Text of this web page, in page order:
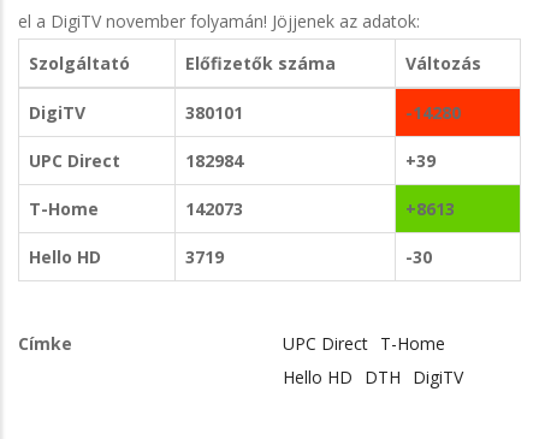
el a DigiTV november folyamán! Jöjjenek az adatok:
Szolgáltató
Előfizetők száma Változás
DigiTV 380101 -14280
UPC Direct 182984 +39
T-Home 142073 +8613
Hello HD 3719 -30
Címke UPC Direct T-Home
Hello HD
DTH DigiTV